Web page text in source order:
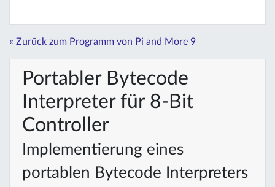
« Zurück zum Programm von Pi and More 9
Portabler Bytecode
Interpreter für 8-Bit
Controller
Implementierung eines
portablen Bytecode Interpreters